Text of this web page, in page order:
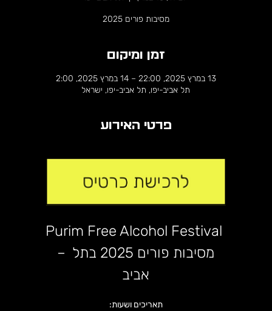
מסיבות פורים 2025
זמן ומיקום
13 במרץ 2025, 22:00 – 14 במרץ 2025, 2:00
תל אביב-יפו, תל אביב-יפו, ישראל
פרטי האירוע
Purim Free Alcohol Festival
– מסיבות פורים 2025 בתל
אביב
תאריכים ושעות: